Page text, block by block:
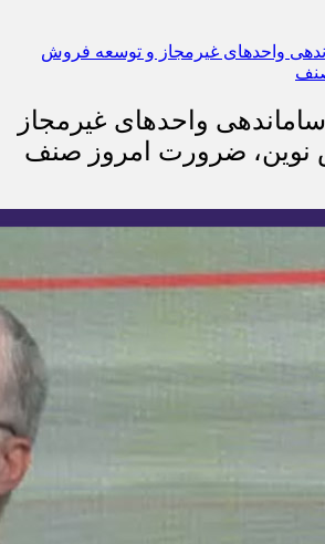
ساماندهی واحدهای غیرمجاز
نوین، ضرورت امروز صنف